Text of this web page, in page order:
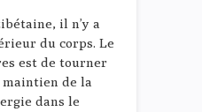
il n’y a
du corps. Le
est de tourner
de la
dans le